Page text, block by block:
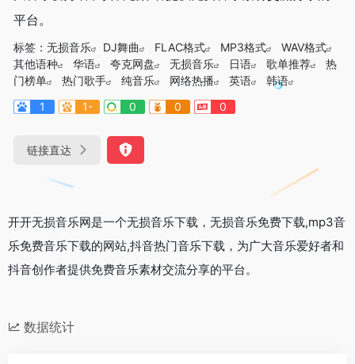
平台。
标签： 无损音乐 DJ舞曲 FLAC格式 MP3格式
WAV格式
其他语种
华语 夸克网盘 无损音乐 日语 歌单推荐
热
门榜单
热门歌手 纯音乐 网络热播 英语
韩语
1
1- 0 0 0
链接直达
开开无损音乐网是一个无损音乐下载，无损音乐免费下载,mp3音
乐免费音乐下载的网站,抖音热门音乐下载，为广大音乐爱好者和
抖音创作者提供免费音乐素材交流分享的平台。
数据统计